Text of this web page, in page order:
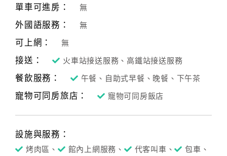
客
服
紅
利
查
詢
房
Q&A
單車可進房： 無
外國語服務： 無
可上網： 無
接送： 火車站接送服務、高鐵站接送服務
餐飲服務： 午餐、自助式早餐、晚餐、下午茶
寵物可同房旅店： 寵物可同房飯店
設施與服務：
烤肉區、 館內上網服務、 代客叫車、
包車、